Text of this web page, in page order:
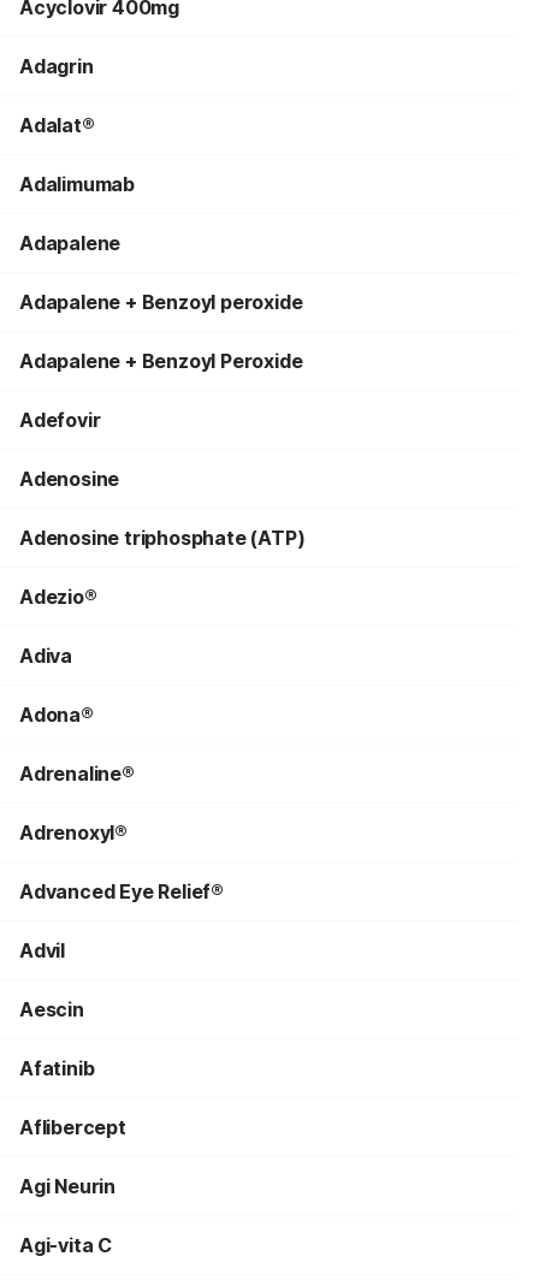
Acyclovir 400mg
Adagrin
Adalat®
Adalimumab
Adapalene
Adapalene + Benzoyl peroxide
Adapalene + Benzoyl Peroxide
Adefovir
Adenosine
Adenosine triphosphate (ATP)
Adezio®
Adiva
Adona®
Adrenaline®
Adrenoxyl®
Advanced Eye Relief®
Advil
Aescin
Afatinib
Aflibercept
Agi Neurin
Agi-vita C